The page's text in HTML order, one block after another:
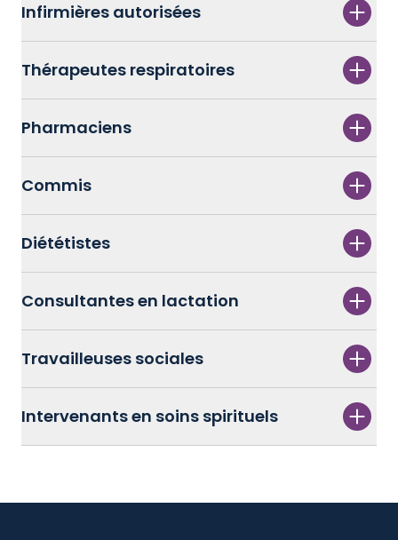
Infirmières autorisées
Thérapeutes respiratoires
Pharmaciens
Commis
Diététistes
Consultantes en lactation
Travailleuses sociales
Intervenants en soins spirituels